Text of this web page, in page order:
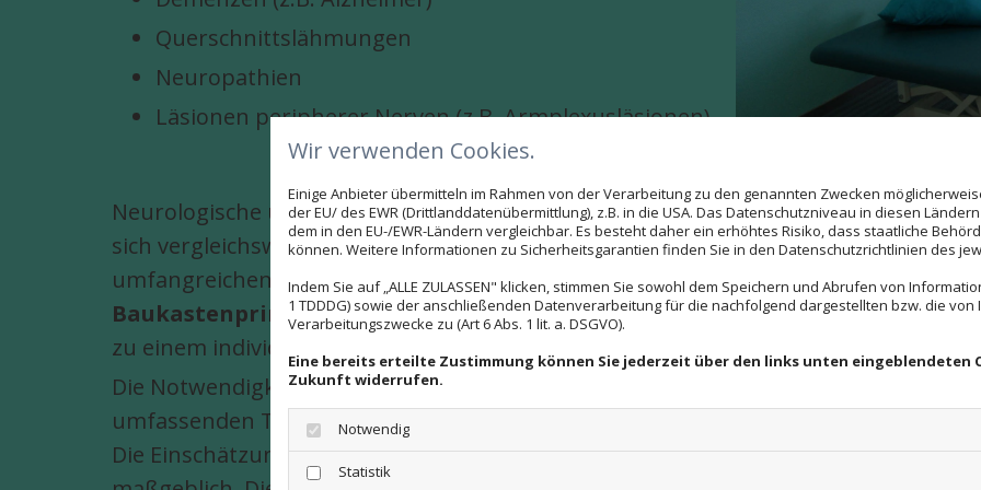
Querschnittslähmungen
Neuropathien
Läsionen peripherer Nerven (z.B. Armplexusläsionen)
Neurologische und geriatrische Erkrankungen und Verletzungen weisen in der
sich vergleichsweise langsam und oftmals nicht vollständig beheben lassen und
umfangreichen Symptomatik gerecht zu werden, wählen die Therapeuten/innen
Baukastenprinzipaus den verschiedenen Behandlungskonzepten die
zu einem individuellen, auf den Patienten abgestimmten
Die Notwendigkeit, dieergotherapeutische Behandlung
ständig erneut
umfassenden Tätigkeit unter fachübergreifender Sichtweise.
Die Einschätzung erreichbarer Therapieziele unter Berücksichtigung der
Wir verwenden Cookies.
Einige Anbieter übermitteln im Rahmen von der Verarbeitung zu den genannten Zwecken
der EU/ des EWR (Drittlanddatenübermittlung), z.B. in die USA. Das Datenschutzniveau in diesen
dem in den EU-/EWR-Ländern vergleichbar. Es besteht daher ein erhöhtes Risiko, dass staatliche
können. Weitere Informationen zu Sicherheitsgarantien finden Sie in den Datenschutzrichtlinien des
Indem Sie auf „ALLE ZULASSEN" klicken, stimmen Sie sowohl dem Speichern und Abrufen von
1 TDDDG) sowie der anschließenden Datenverarbeitung für die nachfolgend dargestellten bzw. die
Verarbeitungszwecke zu (Art 6 Abs. 1 lit. a. DSGVO).
Eine bereits erteilte Zustimmung können Sie jederzeit über den links unten eingeblendeten
Zukunft widerrufen.
Notwendig
Statistik